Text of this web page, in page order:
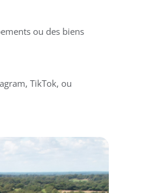
ou des biens
TikTok, ou